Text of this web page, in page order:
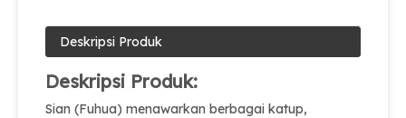
Deskripsi Produk
Deskripsi Produk:
Sian (Fuhua) menawarkan berbagai katup,